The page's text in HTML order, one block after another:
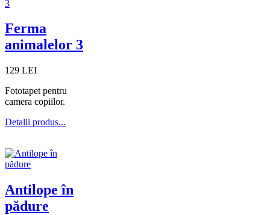
Ferma
animalelor 3
129 LEI
Fototapet pentru
camera copiilor.
Detalii produs...
Antilope în
pădure